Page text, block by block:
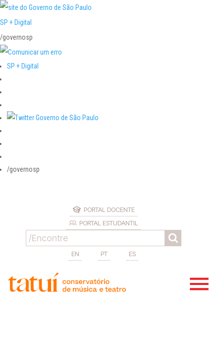
SP + Digital
/governosp
SP + Digital
/governosp
PORTAL DOCENTE
PORTAL ESTUDANTIL
EN PT ES